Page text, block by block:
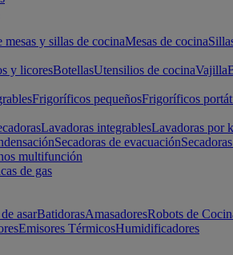
mesas y sillas de cocinaMesas de cocina
y licoresBotellasUtensilios de cocinaVajilla
Frigoríficos pequeñosFrigoríficos
Lavadoras integrablesLavadoras por
Secadoras de evacuación
multifunción
de gas
asarBatidorasAmasadoresRobots de
Emisores TérmicosHumidificadores